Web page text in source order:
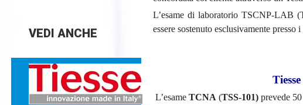
L’esame di laboratorio TSCNP-LAB
essere sostenuto esclusivamente
L’esame TCNA (TSS-101)prevede 50
VEDI ANCHE